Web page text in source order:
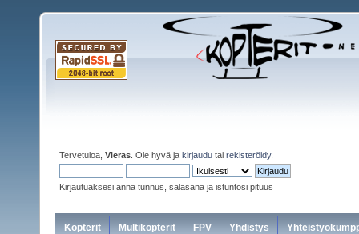
Tervetuloa, Vieras . Ole hyvä ja kirjaudu tai rekisteröidy.
Kirjautuaksesi anna tunnus, salasana ja istuntosi pituus
Kopterit Multikopterit FPV Yhdistys